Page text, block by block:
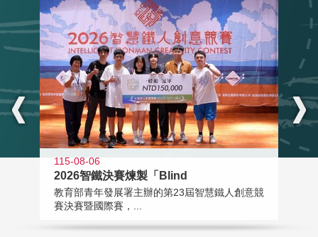
115-08-06
2026智鐵決賽煉製「Blind
教育部青年發展署主辦的第23屆智慧鐵人創意競
賽決賽暨國際賽，...